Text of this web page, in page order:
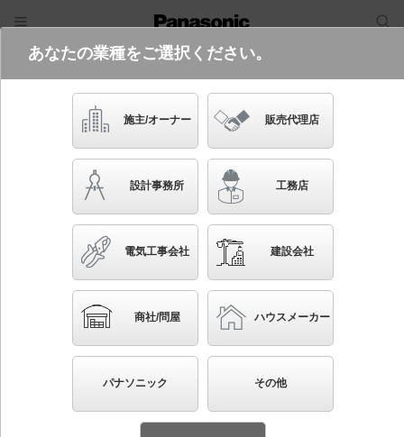
電気・建築設備（ビジネス）
フリーワード
品番・キーワード
かんたん照度計算
XYS31517K LE2
壁取付型・据置取付型 LED（昼白色） グラウンドビ
ームER 1/10ビーム角23度・狭角タイプ 防雨型・電源
別置型・重耐塩害仕様 パネル付型 マルチハロゲン灯
Sタイプ1000形1灯器具相当 マルチハロゲン灯Sタイプ
あなたの業種をご選択ください。
施主/オーナー 販売代理店
設計事務所 工務店
電気工事会社 建設会社
商社/問屋 ハウスメーカー
パナソニック その他